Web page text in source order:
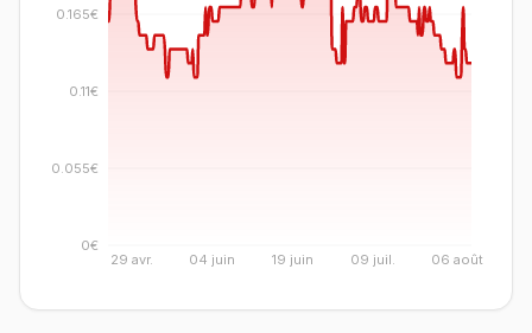
29 avr. 04 juin 19 juin 09 juil. 06 août
0€
0.055€
0.11€
0.165€